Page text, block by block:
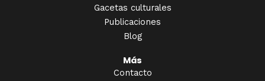
Gacetas culturales
Publicaciones
Blog
Más
Contacto